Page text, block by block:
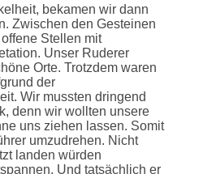
bekamen wir dann
Zwischen den Gesteinen
Stellen mit
Unser Ruderer
Orte. Trotzdem waren
der
Wir mussten dringend
denn wir wollten unsere
uns ziehen lassen. Somit
umzudrehen. Nicht
landen würden
Und tatsächlich er